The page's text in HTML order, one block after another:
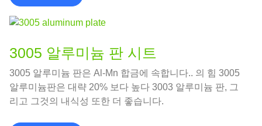
3005 알루미늄 판 시트
3005 알루미늄 판은 Al-Mn 합금에 속합니다.. 의 힘 3005
알루미늄판은 대략 20% 보다 높다 3003 알루미늄 판, 그
리고 그것의 내식성 또한 더 좋습니다.